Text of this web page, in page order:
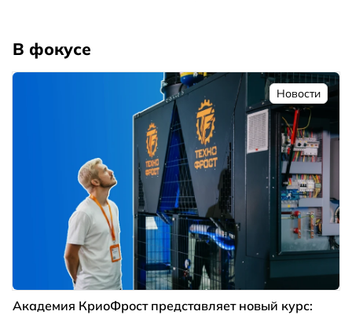
В фокусе
Новости
Академия КриоФрост представляет новый курс: